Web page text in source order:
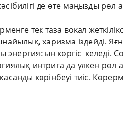
де өте маңызды рөл
тек таза вокал
харизма іздейді.
көргісі келеді.
интрига да үлкен рөл
көрінбеуі тиіс.